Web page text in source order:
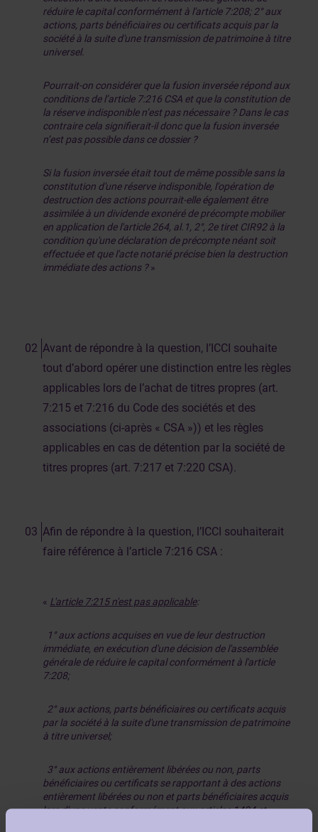
réduire le capital conformément à l'article 7:208; 2° aux
actions, parts bénéficiaires ou certificats acquis par la
société à la suite d'une transmission de patrimoine à titre
universel.
Pourrait-on considérer que la fusion inversée répond aux
conditions de l’article 7:216 CSA et que la constitution de
la réserve indisponible n’est pas nécessaire ? Dans le cas
contraire cela signifierait-il donc que la fusion inversée
n’est pas possible dans ce dossier ?
Si la fusion inversée était tout de même possible sans la
constitution d'une réserve indisponible, l'opération de
destruction des actions pourrait-elle également être
assimilée à un dividende exonéré de précompte mobilier
en application de l'article 264, al.1, 2°, 2e tiret CIR92 à la
condition qu'une déclaration de précompte néant soit
effectuée et que l'acte notarié précise bien la destruction
immédiate des actions ?»
Avant de répondre à la question, l’ICCI souhaite
tout d’abord opérer une distinction entre les règles
applicables lors de l’achat de titres propres (art.
7:215 et 7:216 du Code des sociétés et des
associations (ci-après « CSA »)) et les règles
applicables en cas de détention par la société de
titres propres (art. 7:217 et 7:220 CSA).
Afin de répondre à la question, l’ICCI souhaiterait
faire référence à l’article 7:216 CSA :
« L'article 7:215 n'est pas applicable:
1° aux actions acquises en vue de leur destruction
immédiate, en exécution d'une décision de l'assemblée
générale de réduire le capital conformément à l'article
7:208;
2° aux actions, parts bénéficiaires ou certificats acquis
par la société à la suite d'une transmission de patrimoine
à titre universel;
3° aux actions entièrement libérées ou non, parts
bénéficiaires ou certificats se rapportant à des actions
entièrement libérées ou non et parts bénéficiaires acquis
lors d'une vente conformément aux articles 1494 et